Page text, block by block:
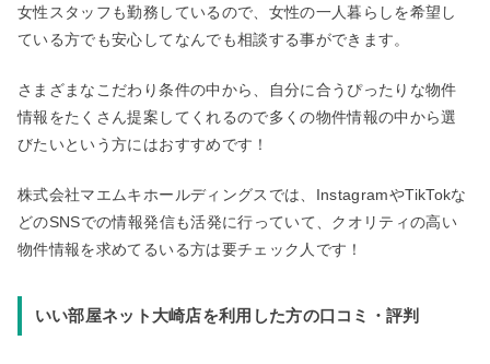
女性スタッフも勤務しているので、女性の一人暮らしを希望し
ている方でも安心してなんでも相談する事ができます。
さまざまなこだわり条件の中から、自分に合うぴったりな物件
情報をたくさん提案してくれるので多くの物件情報の中から選
びたいという方にはおすすめです！
株式会社マエムキホールディングスでは、InstagramやTikTokな
どのSNSでの情報発信も活発に行っていて、クオリティの高い
物件情報を求めてるいる方は要チェック人です！
いい部屋ネット大崎店を利用した方の口コミ・評判